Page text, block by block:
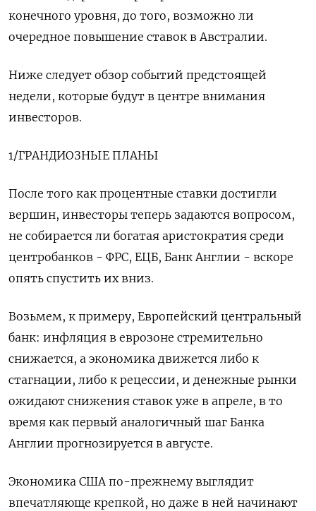
конечного уровня, до того, возможно ли
очередное повышение ставок в Австралии.
Ниже следует обзор событий предстоящей
недели, которые будут в центре внимания
инвесторов.
1/ГРАНДИОЗНЫЕ ПЛАНЫ
После того как процентные ставки достигли
вершин, инвесторы теперь задаются вопросом,
не собирается ли богатая аристократия среди
центробанков - ФРС, ЕЦБ, Банк Англии - вскоре
опять спустить их вниз.
Возьмем, к примеру, Европейский центральный
банк: инфляция в еврозоне стремительно
снижается, а экономика движется либо к
стагнации, либо к рецессии, и денежные рынки
ожидают снижения ставок уже в апреле, в то
время как первый аналогичный шаг Банка
Англии прогнозируется в августе.
Экономика США по-прежнему выглядит
впечатляюще крепкой, но даже в ней начинают